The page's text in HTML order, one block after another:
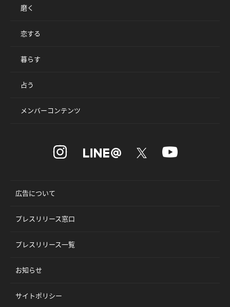
磨く
恋する
暮らす
占う
メンバーコンテンツ
広告について
プレスリリース窓口
プレスリリース一覧
お知らせ
サイトポリシー